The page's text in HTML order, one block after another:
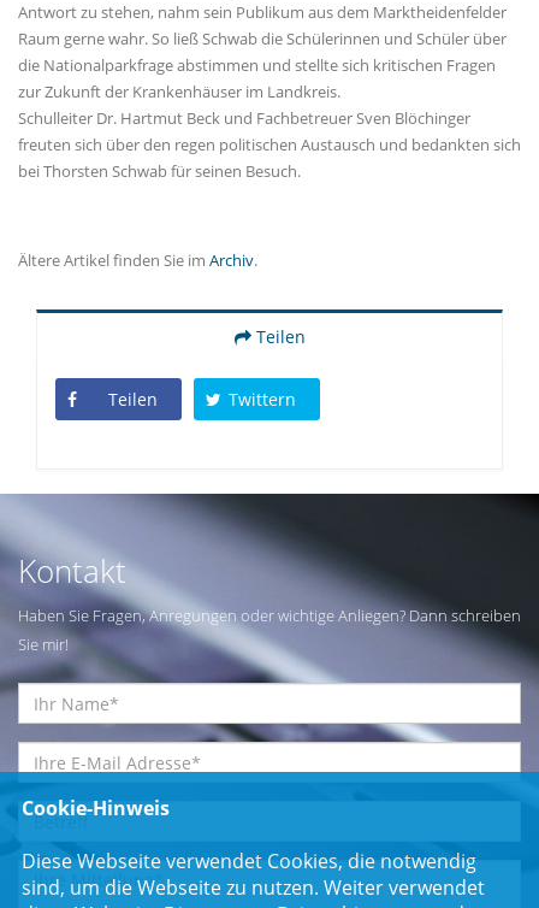
Antwort zu stehen, nahm sein Publikum aus dem Marktheidenfelder
Raum gerne wahr. So ließ Schwab die Schülerinnen und Schüler über
die Nationalparkfrage abstimmen und stellte sich kritischen Fragen
zur Zukunft der Krankenhäuser im Landkreis.
Schulleiter Dr. Hartmut Beck und Fachbetreuer Sven Blöchinger
freuten sich über den regen politischen Austausch und bedankten sich
bei Thorsten Schwab für seinen Besuch.
Ältere Artikel finden Sie im Archiv.
Teilen
Teilen Twittern
Kontakt
Haben Sie Fragen, Anregungen oder wichtige Anliegen? Dann schreiben
Sie mir!
Cookie-Hinweis
Diese Webseite verwendet Cookies, die notwendig
sind, um die Webseite zu nutzen. Weiter verwendet